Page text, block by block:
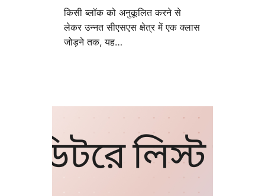
किसी ब्लॉक को अनुकूलित करने से
लेकर उन्नत सीएसएस क्षेत्र में एक क्लास
जोड़ने तक, यह…